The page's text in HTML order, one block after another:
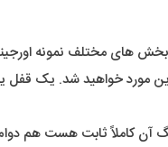
های مختلف نمونه
مورد خواهید شد. یک
کاملاً ثابت هست هم